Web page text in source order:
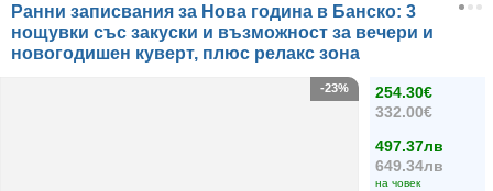
Ранни записвания за Нова година в Банско: 3
нощувки със закуски и възможност за вечери и
новогодишен куверт, плюс релакс зона
254.30€
332.00€
497.37лв
649.34лв
на човек
-23%